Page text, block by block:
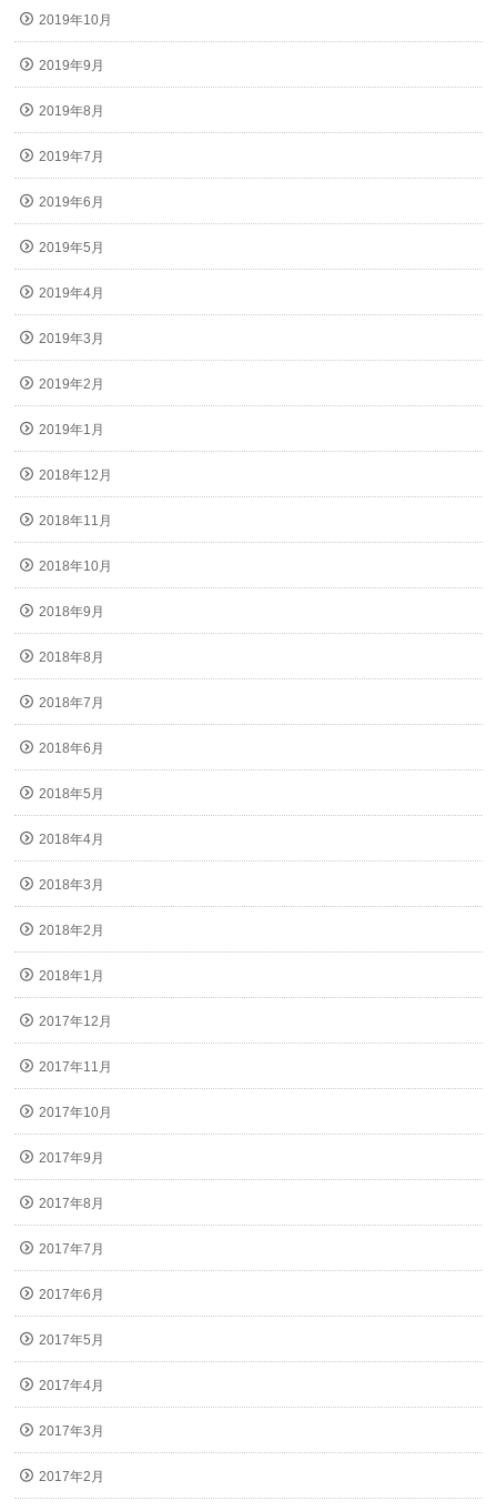
2019年10月
2019年9月
2019年8月
2019年7月
2019年6月
2019年5月
2019年4月
2019年3月
2019年2月
2019年1月
2018年12月
2018年11月
2018年10月
2018年9月
2018年8月
2018年7月
2018年6月
2018年5月
2018年4月
2018年3月
2018年2月
2018年1月
2017年12月
2017年11月
2017年10月
2017年9月
2017年8月
2017年7月
2017年6月
2017年5月
2017年4月
2017年3月
2017年2月